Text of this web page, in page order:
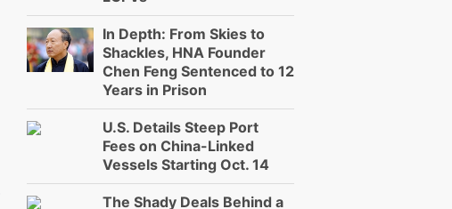
In Depth: From Skies to
Shackles, HNA Founder
Chen Feng Sentenced to 12
Years in Prison
U.S. Details Steep Port
Fees on China-Linked
Vessels Starting Oct. 14
The Shady Deals Behind a